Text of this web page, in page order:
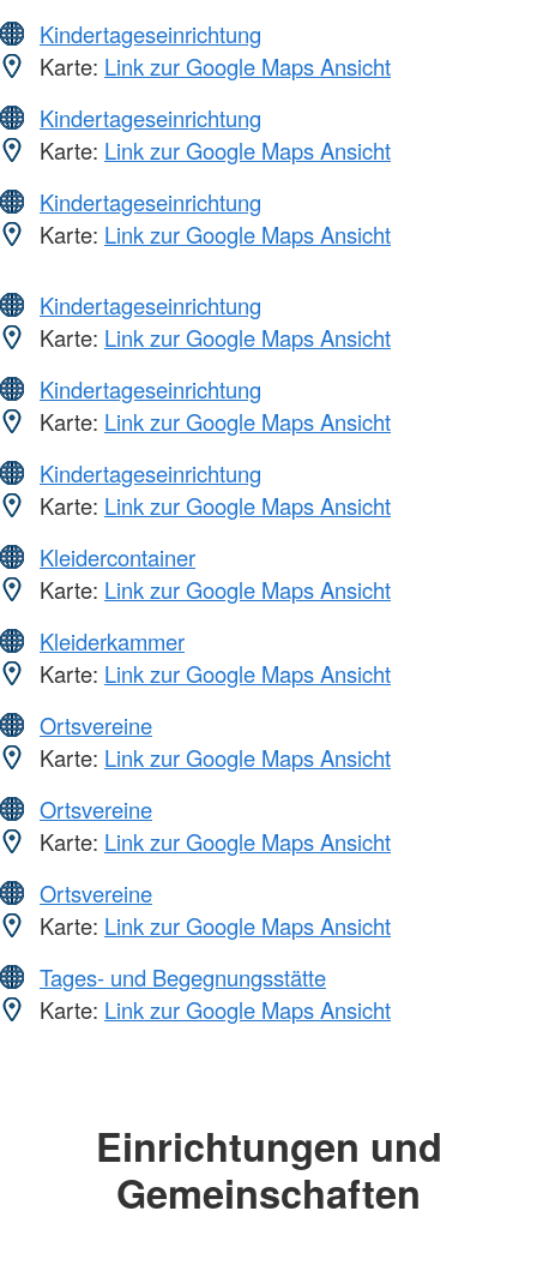
Kindertageseinrichtung
Karte: Link zur Google Maps Ansicht
Kindertageseinrichtung
Karte: Link zur Google Maps Ansicht
Kindertageseinrichtung
Karte: Link zur Google Maps Ansicht
Kindertageseinrichtung
Karte: Link zur Google Maps Ansicht
Kindertageseinrichtung
Karte: Link zur Google Maps Ansicht
Kindertageseinrichtung
Karte: Link zur Google Maps Ansicht
Kleidercontainer
Karte: Link zur Google Maps Ansicht
Kleiderkammer
Karte: Link zur Google Maps Ansicht
Ortsvereine
Karte: Link zur Google Maps Ansicht
Ortsvereine
Karte: Link zur Google Maps Ansicht
Ortsvereine
Karte: Link zur Google Maps Ansicht
Tages- und Begegnungsstätte
Karte: Link zur Google Maps Ansicht
Einrichtungen und
Gemeinschaften